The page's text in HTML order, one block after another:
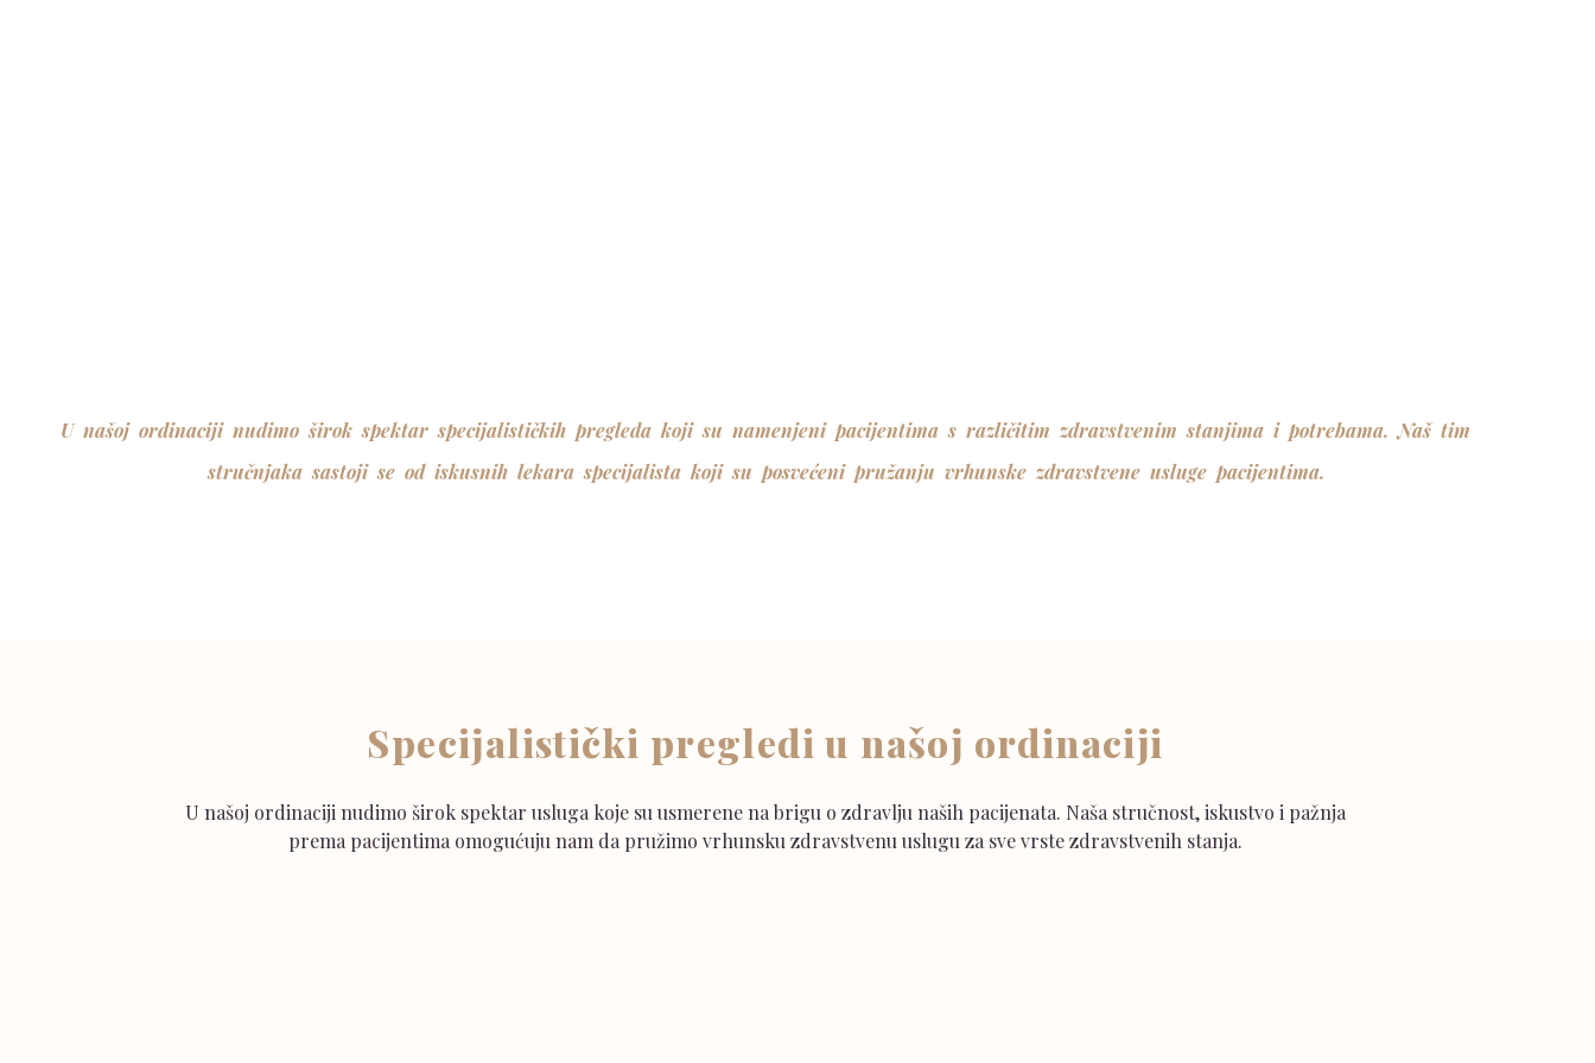
U našoj ordinaciji nudimo širok spektar specijalističkih pregleda koji su namenjeni pacijentima s različitim zdravstvenim stanjima i potrebama. Naš tim
stručnjaka sastoji se od iskusnih lekara specijalista koji su posvećeni pružanju vrhunske zdravstvene usluge pacijentima.
Specijalistički pregledi u našoj ordinaciji
U našoj ordinaciji nudimo širok spektar usluga koje su usmerene na brigu o zdravlju naših pacijenata. Naša stručnost, iskustvo i pažnja
prema pacijentima omogućuju nam da pružimo vrhunsku zdravstvenu uslugu za sve vrste zdravstvenih stanja.